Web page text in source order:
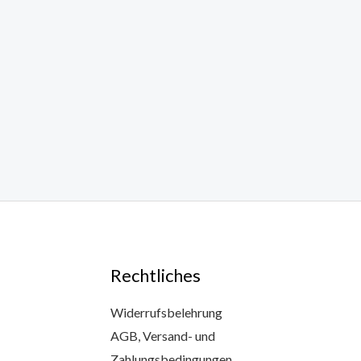
Rechtliches
Widerrufsbelehrung
AGB, Versand- und